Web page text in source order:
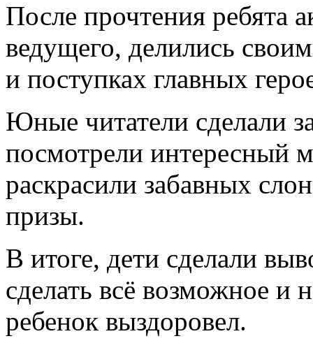
После прочтения ребята
ведущего, делились
и поступках главных
Юные читатели сделали
посмотрели интересный
раскрасили забавных
призы.
В итоге, дети сделали
сделать всё возможное и
ребенок выздоровел.